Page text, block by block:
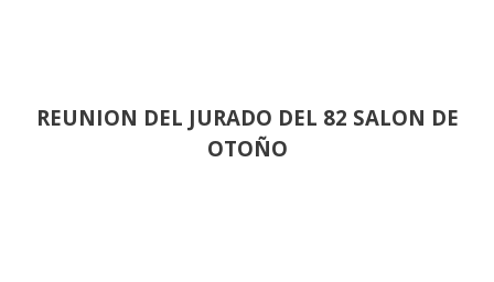
REUNION DEL JURADO DEL 82 SALON DE
OTOÑO